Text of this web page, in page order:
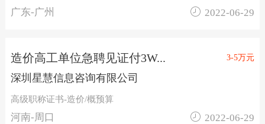
广东-广州  2022-06-29
造价高工单位急聘见证付3W... 3-5万元
深圳星慧信息咨询有限公司
高级职称证书-造价/概预算
河南-周口  2022-06-29